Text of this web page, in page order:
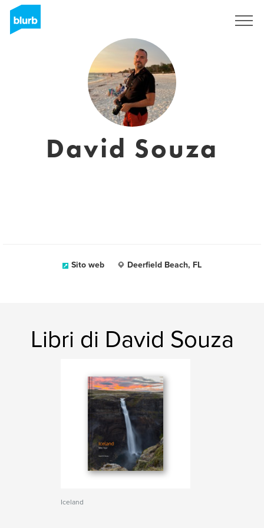
David Souza
Sito web Deerfield Beach, FL
Libri di David Souza
Iceland